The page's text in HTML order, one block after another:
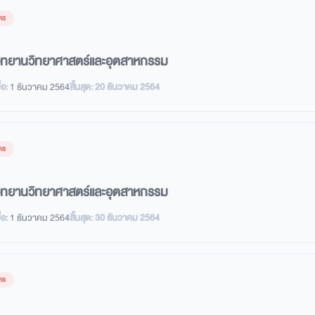
ยานวิทยาศาสตร์และอุตสาหกรรม
:1 ธันวาคม 2564สิ้นสุด:20 ธันวาคม 2564
ยานวิทยาศาสตร์และอุตสาหกรรม
:1 ธันวาคม 2564สิ้นสุด:30 ธันวาคม 2564